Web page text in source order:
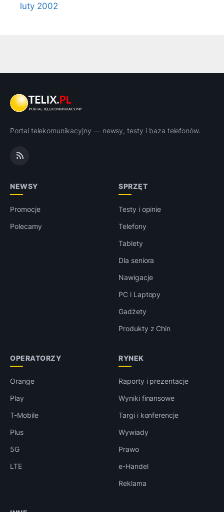
luty 2002
Portal telekomunikacyjny — newsy, testy i baza telefonów.
NEWSY
Promocje
Polecamy
SPRZĘT
Testy i opinie
Telefony
Tablety
Dla seniora
Nawigacje
PC i Laptopy
Gadżety
Produkty z Chin
OPERATORZY
Orange
Play
T-Mobile
Plus
5G
LTE
RYNEK
Raporty i prezentacje
Wyniki finansowe
Targi i konferencje
Wywiady
Prawo
e-Handel
Reklama